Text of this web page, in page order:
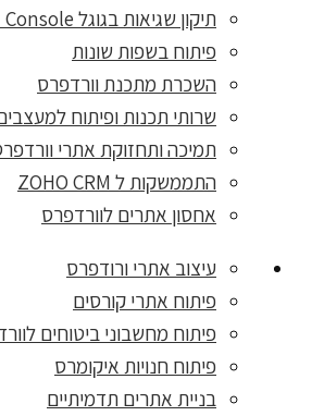
תיקון שגיאות בגוגל Google Search Console
פיתוח בשפות שונות
השכרת מתכנת וורדפרס
שרותי תכנות ופיתוח
תמיכה ותחזוקת אתרי
התממשקות ל ZOHO CRM
אחסון אתרים לוורדפרס
עיצוב אתרי ורודפרס
פיתוח אתרי קורסים
פיתוח מחשבוני ביטוחים
פיתוח חנויות איקומרס
בניית אתרים תדמיתיים